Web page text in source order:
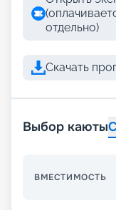
отдельно)
Скачать
Выбор каюты
ВМЕСТИМОСТЬ